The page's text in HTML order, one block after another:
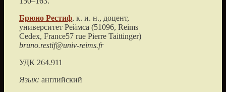
Брюно Рестиф, к. и. н., доцент,
университет Реймса (51096, Reims
Cedex, France57 rue Pierre Taittinger)
bruno.restif@univ-reims.fr
УДК 264.911
Язык: английский